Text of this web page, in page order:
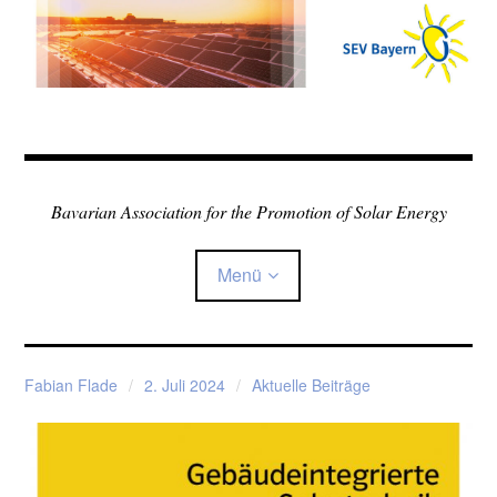
Inhalt
springen
Bavarian Association for the Promotion of Solar Energy
Menü
Home
Über den Verein
Sonne in der Schule Child-
Menü
Fabian Flade 2. Juli 2024 Aktuelle Beiträge